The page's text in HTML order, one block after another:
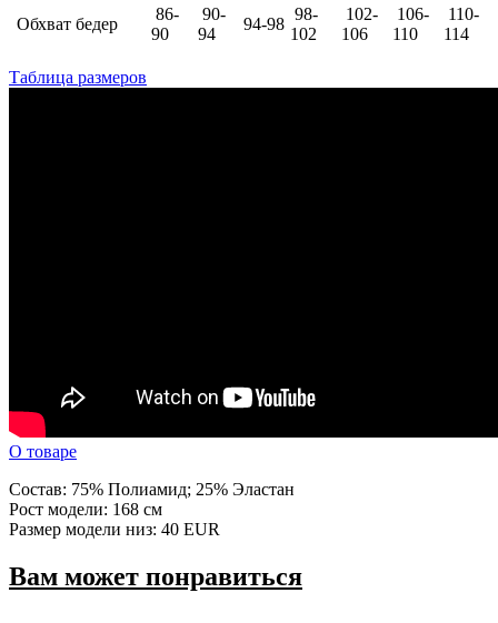
Обхват бедер
86-
90
90-
94
94-98
98-
102
102-
106
106-
110
110-
114
Таблица размеров
О товаре
Состав: 75% Полиамид; 25% Эластан
Рост модели: 168 см
Размер модели низ: 40 EUR
Вам может понравиться